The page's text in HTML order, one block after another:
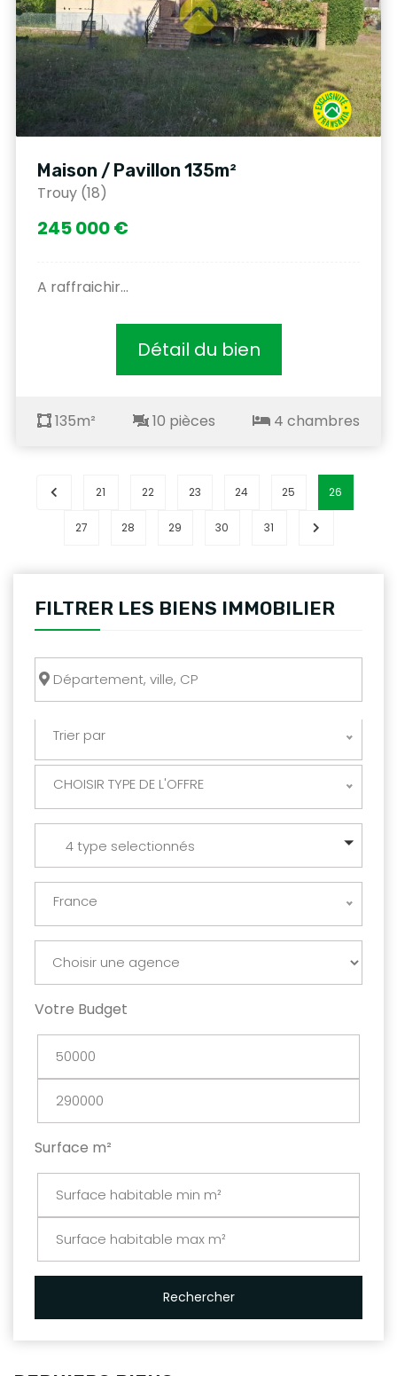
Maison / Pavillon 135m²
Trouy (18)
245 000 €
A raffraichir...
Détail du bien
135m² 10 pièces 4 chambres
21 22 23 24 25 26
27 28 29 30 31
FILTRER LES BIENS IMMOBILIER
Trier par
CHOISIR TYPE DE L'OFFRE
4 type selectionnés
France
Votre Budget
Surface m²
Rechercher